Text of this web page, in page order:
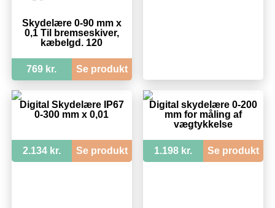
Skydelære 0-90 mm x
0,1 Til bremseskiver,
kæbelgd. 120
769 kr. Se produkt
Digital Skydelære IP67
0-300 mm x 0,01
2.134 kr. Se produkt
Digital skydelære 0-200
mm for måling af
vægtykkelse
1.198 kr. Se produkt